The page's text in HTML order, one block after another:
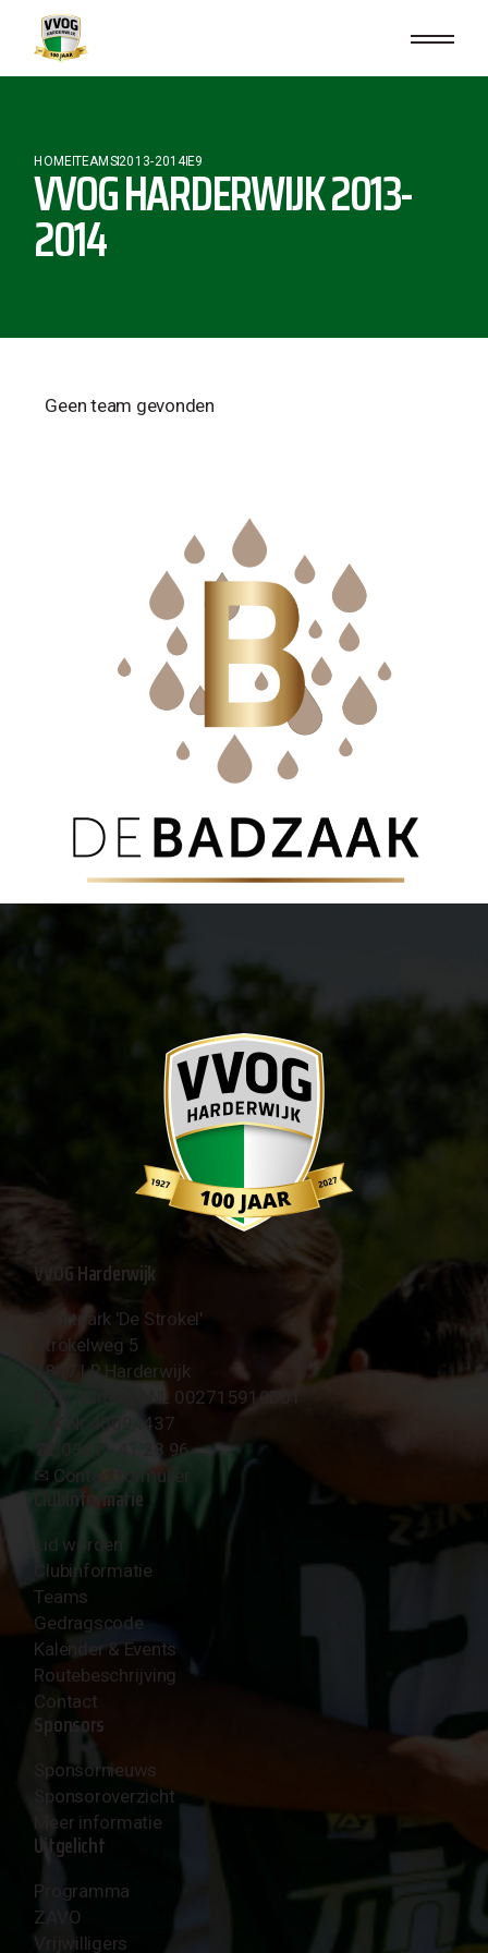
HOMETEAMS2013-2014 E9
VVOG HARDERWIJK 2013-
2014
Geen team gevonden
VVOG Harderwijk
Sportpark 'De Strokel'
Strokelweg 5
3847 LR Harderwijk
BTW Nummer NL 002715910B01
KvK Nr 40094437
☎︎ 0341 - 41 28 96
✉︎ Contactformulier
Clubinformatie
Lid worden
Clubinformatie
Teams
Gedragscode
Kalender & Events
Routebeschrijving
Contact
Sponsors
Sponsornieuws
Sponsoroverzicht
Meer informatie
Uitgelicht
Programma
ZAVO
Vrijwilligers